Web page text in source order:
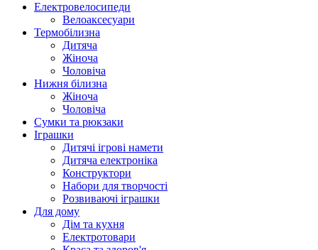
Електровелосипеди
Велоаксесуари
Термобілизна
Дитяча
Жіноча
Чоловіча
Нижня білизна
Жіноча
Чоловіча
Сумки та рюкзаки
Іграшки
Дитячі ігрові намети
Дитяча електроніка
Конструктори
Набори для творчості
Розвиваючі іграшки
Для дому
Дім та кухня
Електротовари